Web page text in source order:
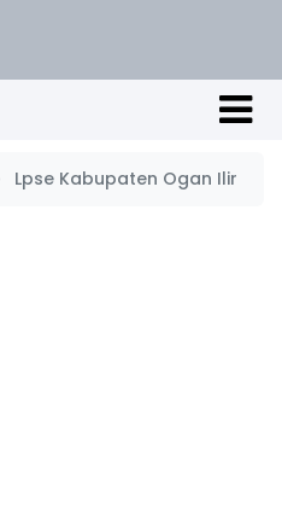
Lpse Kabupaten Ogan Ilir